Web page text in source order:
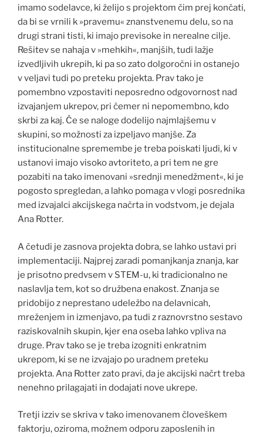
imamo sodelavce, ki želijo s projektom čim prej končati,
da bi se vrnili k »pravemu« znanstvenemu delu, so na
drugi strani tisti, ki imajo previsoke in nerealne cilje.
Rešitev se nahaja v »mehkih«, manjših, tudi lažje
izvedljivih ukrepih, ki pa so zato dolgoročni in ostanejo
v veljavi tudi po preteku projekta. Prav tako je
pomembno vzpostaviti neposredno odgovornost nad
izvajanjem ukrepov, pri čemer ni nepomembno, kdo
skrbi za kaj. Če se naloge dodelijo najmlajšemu v
skupini, so možnosti za izpeljavo manjše. Za
institucionalne spremembe je treba poiskati ljudi, ki v
ustanovi imajo visoko avtoriteto, a pri tem ne gre
pozabiti na tako imenovani »srednji menedžment«, ki je
pogosto spregledan, a lahko pomaga v vlogi posrednika
med izvajalci akcijskega načrta in vodstvom, je dejala
Ana Rotter.
A četudi je zasnova projekta dobra, se lahko ustavi pri
implementaciji. Najprej zaradi pomanjkanja znanja, kar
je prisotno predvsem v STEM-u, ki tradicionalno ne
naslavlja tem, kot so družbena enakost. Znanja se
pridobijo z neprestano udeležbo na delavnicah,
mreženjem in izmenjavo, pa tudi z raznovrstno sestavo
raziskovalnih skupin, kjer ena oseba lahko vpliva na
druge. Prav tako se je treba izogniti enkratnim
ukrepom, ki se ne izvajajo po uradnem preteku
projekta. Ana Rotter zato pravi, da je akcijski načrt treba
nenehno prilagajati in dodajati nove ukrepe.
Tretji izziv se skriva v tako imenovanem človeškem
faktorju, oziroma, možnem odporu zaposlenih in